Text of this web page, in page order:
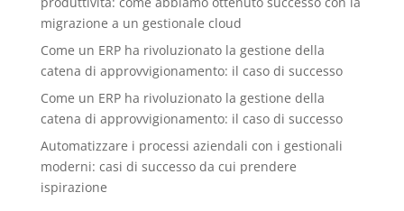
migrazione a un gestionale cloud
Come un ERP ha rivoluzionato la gestione della
catena di approvvigionamento: il caso di successo
Come un ERP ha rivoluzionato la gestione della
catena di approvvigionamento: il caso di successo
Automatizzare i processi aziendali con i gestionali
moderni: casi di successo da cui prendere
ispirazione